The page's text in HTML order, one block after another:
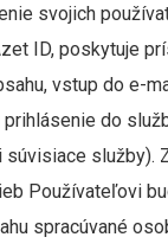
svojich
ID, poskytuje
vstup do e-
do
súvisiace služby).
Používateľovi
spracúvané